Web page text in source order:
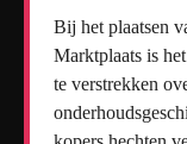
Bij het plaatsen
Marktplaats is
te verstrekken